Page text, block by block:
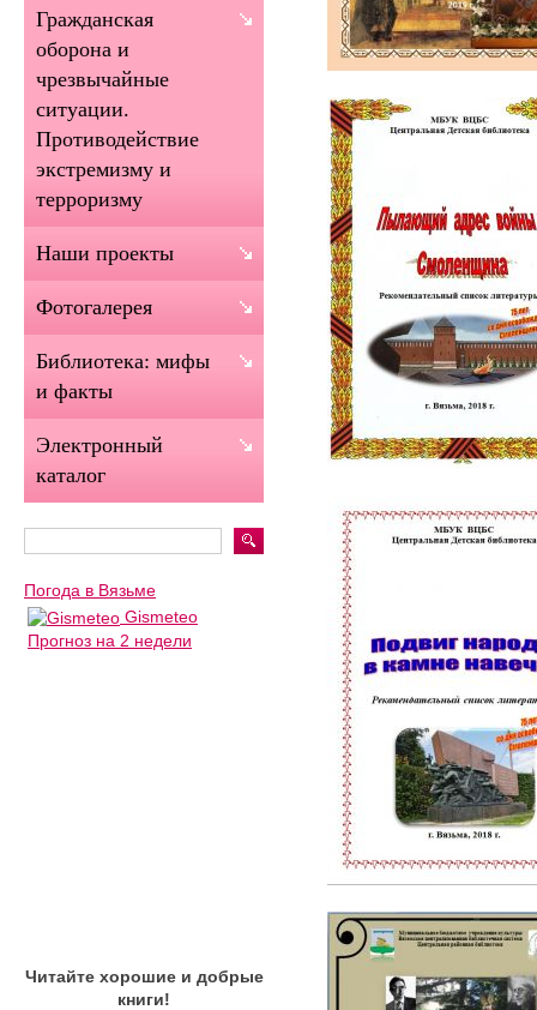
Гражданская
оборона и
чрезвычайные
ситуации.
Противодействие
экстремизму и
терроризму
Наши проекты
Фотогалерея
Библиотека: мифы
и факты
Электронный
каталог
Погода в Вязьме
Gismeteo
Прогноз на 2 недели
Читайте хорошие и добрые
книги!